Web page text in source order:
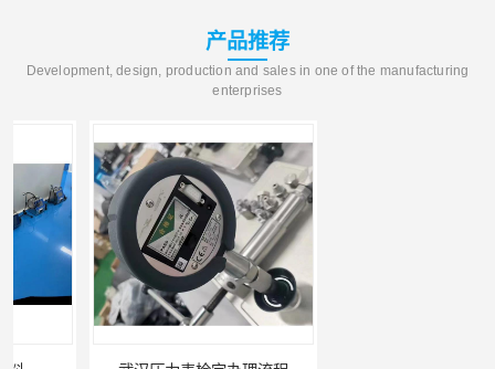
产品推荐
Development, design, production and sales in one of the manufacturing
enterprises